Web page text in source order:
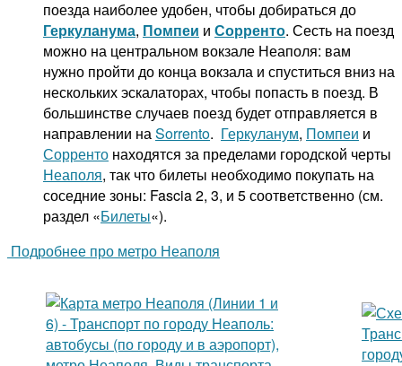
поезда наиболее удобен, чтобы добираться до
Геркуланума, Помпеи и Сорренто. Сесть на поезд
можно на центральном вокзале Неаполя: вам
нужно пройти до конца вокзала и спуститься вниз на
нескольких эскалаторах, чтобы попасть в поезд. В
большинстве случаев поезд будет отправляется в
направлении на Sorrento. Геркуланум, Помпеи и
Сорренто находятся за пределами городской черты
Неаполя, так что билеты необходимо покупать на
соседние зоны: Fascia 2, 3, и 5 соответственно (см.
раздел «Билеты«).
Подробнее про метро Неаполя